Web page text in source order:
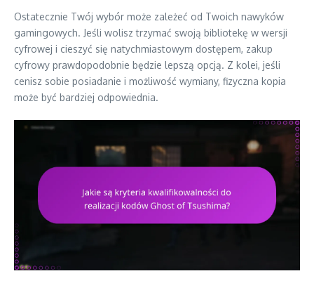
Ostatecznie Twój wybór może zależeć od Twoich nawyków
gamingowych. Jeśli wolisz trzymać swoją bibliotekę w wersji
cyfrowej i cieszyć się natychmiastowym dostępem, zakup
cyfrowy prawdopodobnie będzie lepszą opcją. Z kolei, jeśli
cenisz sobie posiadanie i możliwość wymiany, fizyczna kopia
może być bardziej odpowiednia.